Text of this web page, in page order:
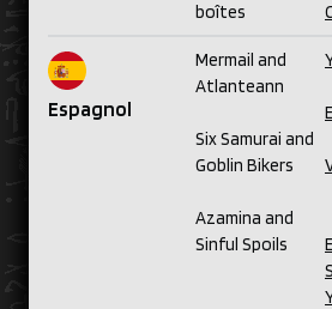
boîtes
Espagnol
Mermail and
Atlanteann
Six Samurai and
Goblin Bikers
Azamina and
Sinful Spoils